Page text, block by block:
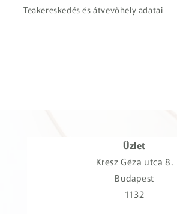
Teakereskedés és átvevőhely adatai
Üzlet
Kresz Géza utca 8.
Budapest
1132